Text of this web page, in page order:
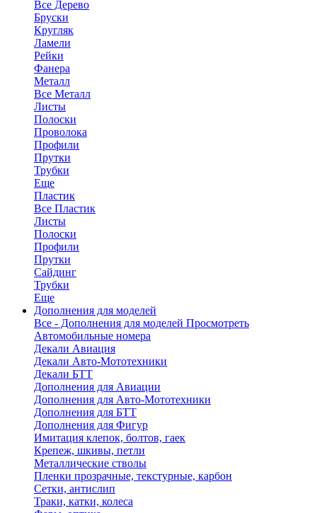
Все Дерево
Бруски
Кругляк
Ламели
Рейки
Фанера
Металл
Все Металл
Листы
Полоски
Проволока
Профили
Прутки
Трубки
Еще
Пластик
Все Пластик
Листы
Полоски
Профили
Прутки
Сайдинг
Трубки
Еще
Дополнения для моделей
Все - Дополнения для моделей Просмотреть
Автомобильные номера
Декали Авиация
Декали Авто-Мототехники
Декали БТТ
Дополнения для Авиации
Дополнения для Авто-Мототехники
Дополнения для БТТ
Дополнения для Фигур
Имитация клепок, болтов, гаек
Крепеж, шкивы, петли
Металлические стволы
Пленки прозрачные, текстурные, карбон
Сетки, антислип
Траки, катки, колеса